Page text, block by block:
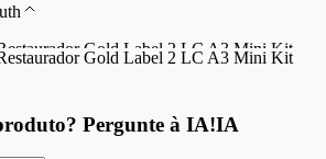
Pergunte à IA!IA